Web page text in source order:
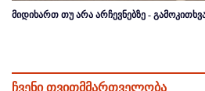
მიდიხართ თუ არა არჩევნებზე -
ჩვენი თვითმმართველობა